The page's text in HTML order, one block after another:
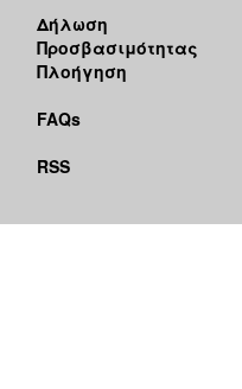
Δήλωση
Προσβασιμότητας
Πλοήγηση
FAQs
RSS